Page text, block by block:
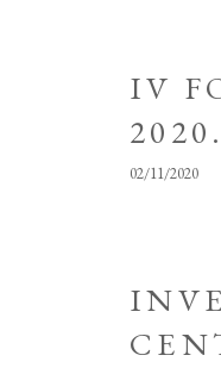
IV
02/11/2020